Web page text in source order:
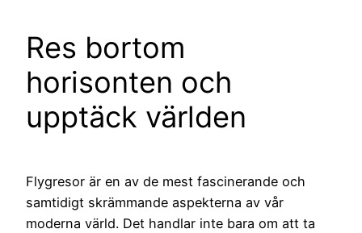
Res bortom
horisonten och
upptäck världen
Flygresor är en av de mest fascinerande och
samtidigt skrämmande aspekterna av vår
moderna värld. Det handlar inte bara om att ta